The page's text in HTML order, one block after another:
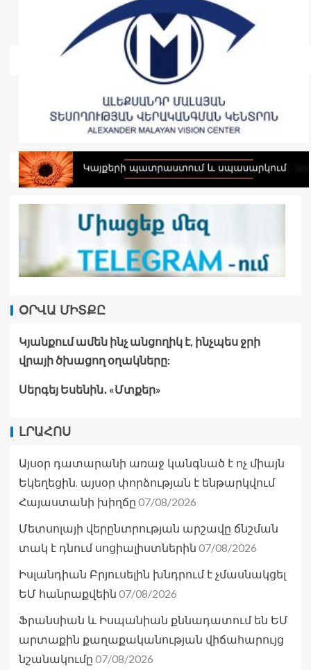
ՕՐՎԱ ՄԻՏՔԸ
Կյանքում ամեն ինչ անցողիկ է, ինչպես ջրի
վրայի ծխացող օղակները:
Սերգեյ Եսենին․ «Մտքեր»
ԼՐԱՀՈՍ
Այսօր դատարանի առաջ կանգնած է ոչ միայն
Եկեղեցին. այսօր փորձության է ենթարկվում
Հայաստանի խիղճը 07/08/2026
Մետսոլայի վերընտրության արշավը ճնշման
տակ է դնում սոցիալիստներին 07/08/2026
Իսլանդիան Բրյուսելին խնդրում է չմասնակցել
ԵՄ հանրաքվեին 07/08/2026
Ֆրանսիան և Իսպանիան քննադատում են ԵՄ
արտաքին քաղաքականության վիճահարույց
նշանակումը 07/08/2026